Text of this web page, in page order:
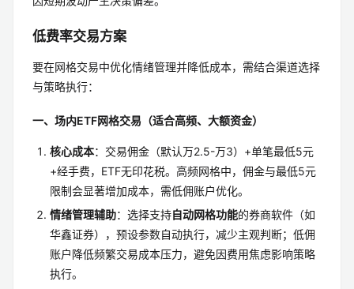
低费率交易方案
要在网格交易中优化情绪管理并降低成本，需结合渠道选择
与策略执行：
一、场内ETF网格交易（适合高频、大额资金）
核心成本：交易佣金（默认万2.5-万3）+单笔最低5元
+经手费，ETF无印花税。高频网格中，佣金与最低5元
限制会显著增加成本，需低佣账户优化。
情绪管理辅助：选择支持自动网格功能的券商软件（如
华鑫证券），预设参数自动执行，减少主观判断；低佣
账户降低频繁交易成本压力，避免因费用焦虑影响策略
执行。